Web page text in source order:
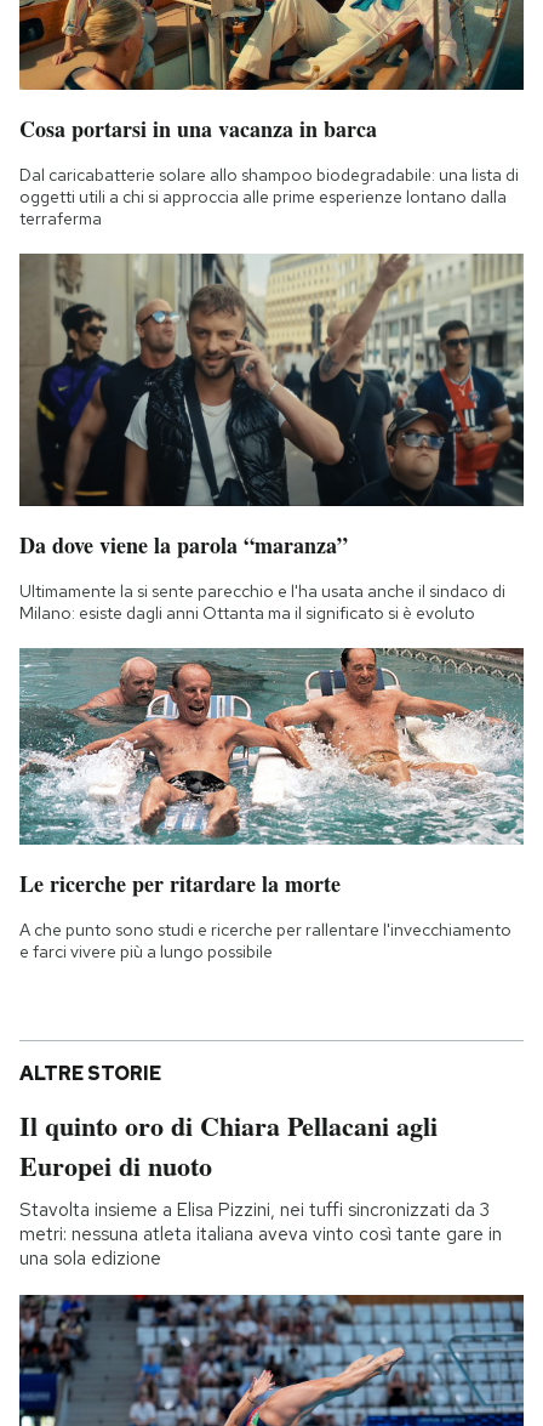
Cosa portarsi in una vacanza in barca
Dal caricabatterie solare allo shampoo biodegradabile: una lista di
oggetti utili a chi si approccia alle prime esperienze lontano dalla
terraferma
Da dove viene la parola “maranza”
Ultimamente la si sente parecchio e l'ha usata anche il sindaco di
Milano: esiste dagli anni Ottanta ma il significato si è evoluto
Le ricerche per ritardare la morte
A che punto sono studi e ricerche per rallentare l'invecchiamento
e farci vivere più a lungo possibile
ALTRE STORIE
Il quinto oro di Chiara Pellacani agli
Europei di nuoto
Stavolta insieme a Elisa Pizzini, nei tuffi sincronizzati da 3
metri: nessuna atleta italiana aveva vinto così tante gare in
una sola edizione